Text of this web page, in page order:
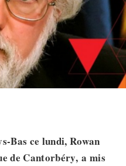
Bas ce lundi, Rowan
de Cantorbéry,a mis